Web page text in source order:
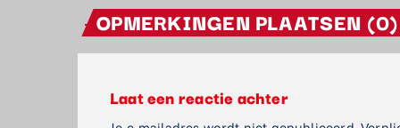
OPMERKINGEN PLAATSEN (0)
Laat een reactie achter